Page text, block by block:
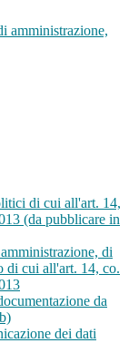
amministrazione,
di cui all'art. 14,
(da pubblicare in
di
di cui all'art. 14, co.
da
dei dati